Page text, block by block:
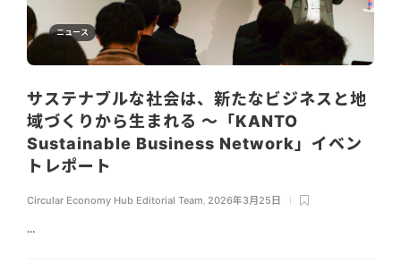
ニュース
サステナブルな社会は、新たなビジネスと地
域づくりから生まれる ～「KANTO
Sustainable Business Network」イベン
トレポート
Circular Economy Hub Editorial Team 2026年3月25日
...